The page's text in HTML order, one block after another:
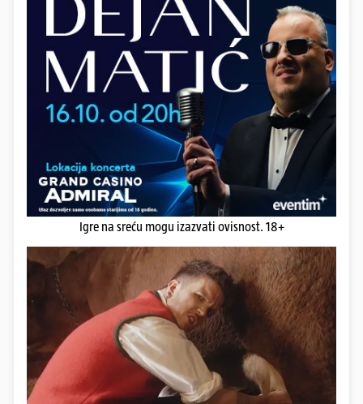
Igre na sreću mogu izazvati ovisnost. 18+